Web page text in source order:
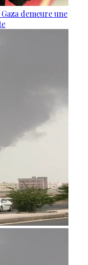
demeure une